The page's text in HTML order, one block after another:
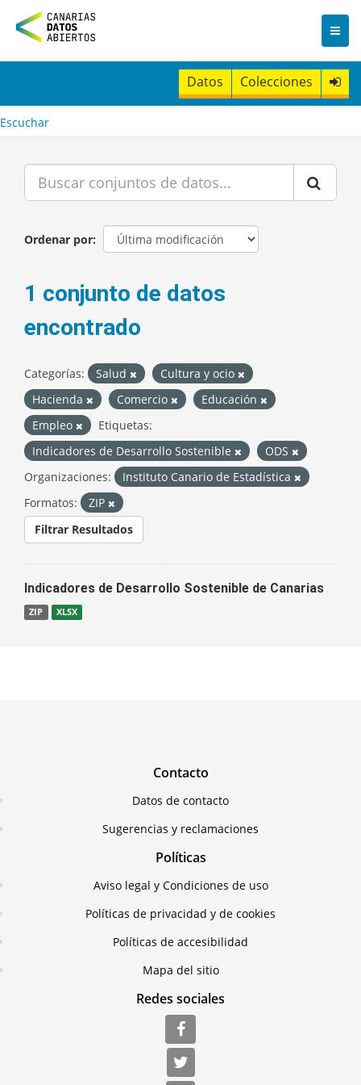
n
t
Datos Colecciones
Escuchar
Ordenar por
1 conjunto de datos
encontrado
Categorías: Salud
Cultura y ocio
Hacienda
Comercio
Educación
Empleo
Etiquetas:
Indicadores de Desarrollo Sostenible
ODS
Organizaciones:
Instituto Canario de Estadística
Formatos:
ZIP
Filtrar Resultados
Indicadores de Desarrollo Sostenible de Canarias
ZIP XLSX
Contacto
Datos de contacto
Sugerencias y reclamaciones
Políticas
Aviso legal y Condiciones de uso
Políticas de privacidad y de cookies
Políticas de accesibilidad
Mapa del sitio
Redes sociales